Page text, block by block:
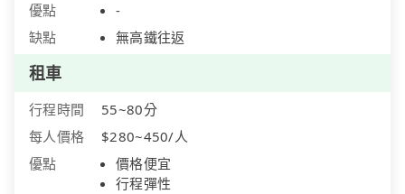
優點
-
缺點
無高鐵往返
租車
行程時間
55~80分
每人價格
$280~450/人
優點
價格便宜
行程彈性